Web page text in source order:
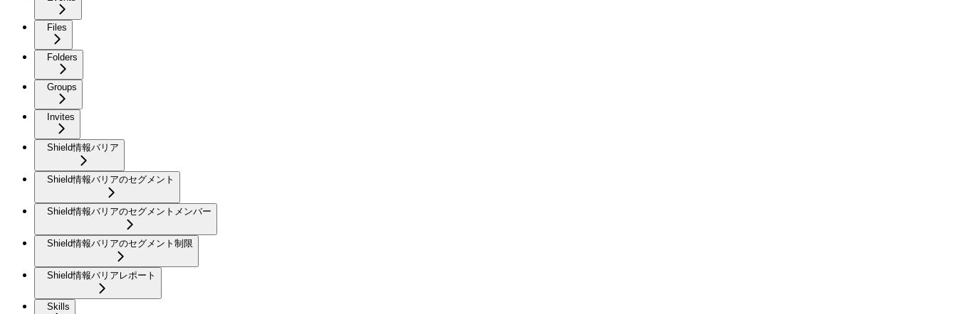
Files
Folders
Groups
Invites
Shield情報バリア
Shield情報バリアのセグメント
Shield情報バリアのセグメントメンバー
Shield情報バリアのセグメント制限
Shield情報バリアレポート
Skills